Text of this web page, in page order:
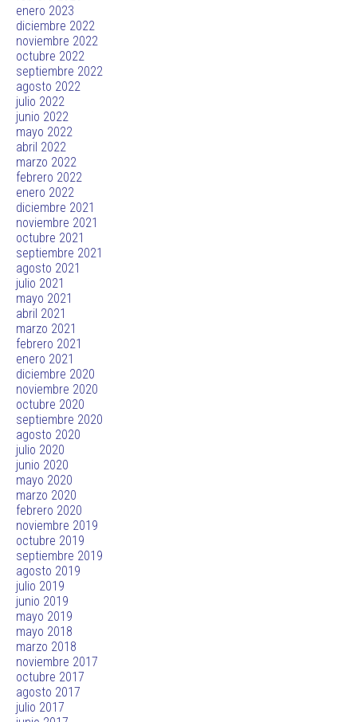
enero 2023
diciembre 2022
noviembre 2022
octubre 2022
septiembre 2022
agosto 2022
julio 2022
junio 2022
mayo 2022
abril 2022
marzo 2022
febrero 2022
enero 2022
diciembre 2021
noviembre 2021
octubre 2021
septiembre 2021
agosto 2021
julio 2021
mayo 2021
abril 2021
marzo 2021
febrero 2021
enero 2021
diciembre 2020
noviembre 2020
octubre 2020
septiembre 2020
agosto 2020
julio 2020
junio 2020
mayo 2020
marzo 2020
febrero 2020
noviembre 2019
octubre 2019
septiembre 2019
agosto 2019
julio 2019
junio 2019
mayo 2019
mayo 2018
marzo 2018
noviembre 2017
octubre 2017
agosto 2017
julio 2017